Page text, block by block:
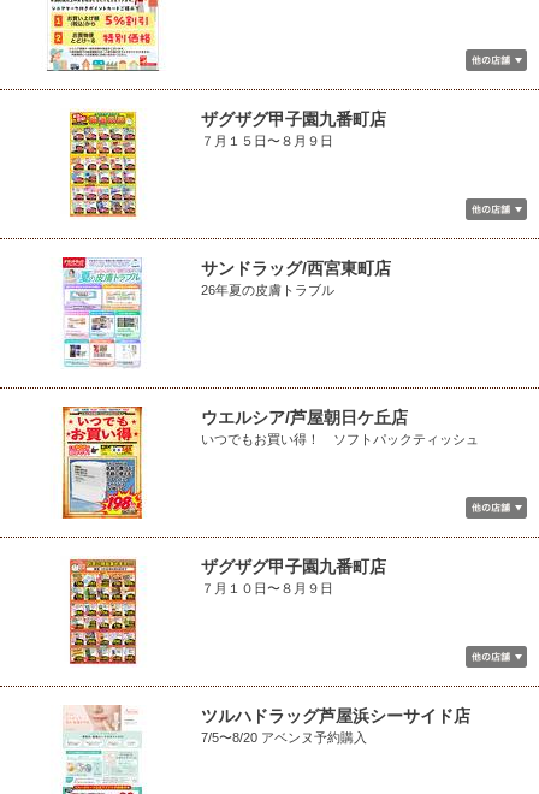
ザグザグ甲子園九番町店
７月１５日〜８月９日
サンドラッグ/西宮東町店
26年夏の皮膚トラブル
ウエルシア/芦屋朝日ケ丘店
いつでもお買い得！ ソフトパックティッシュ
ザグザグ甲子園九番町店
７月１０日〜８月９日
ツルハドラッグ芦屋浜シーサイド店
7/5〜8/20 アベンヌ予約購入